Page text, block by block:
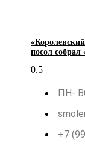
посол собрал
ПН-
+7